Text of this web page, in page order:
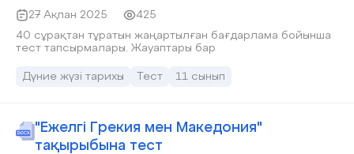
27 Ақпан 2025
425
40 сұрақтан тұратын жаңартылған бағдарлама бойынша
тест тапсырмалары. Жауаптары бар
Дүние жүзі тарихы Тест 11 сынып
"Ежелгі Грекия мен Македония"
тақырыбына тест